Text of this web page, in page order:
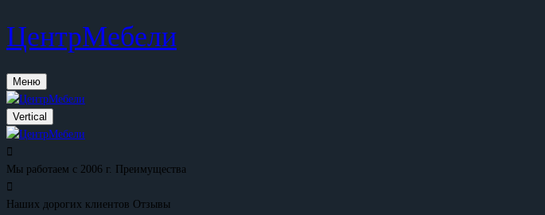
ЦентрМебели
Меню
Vertical
Мы работаем с 2006 г. Преимущества
Наших дорогих клиентов Отзывы